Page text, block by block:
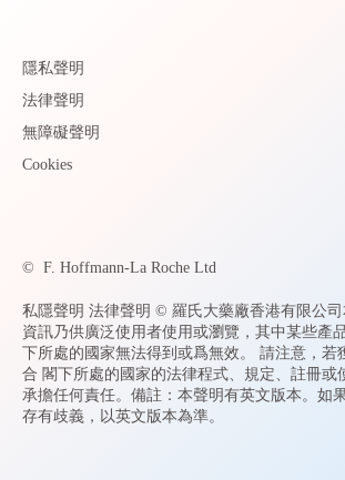
隱私聲明
法律聲明
無障礙聲明
Cookies
© F. Hoffmann-La Roche Ltd
私隱聲明 法律聲明 © 羅氏大藥廠香港有限公
資訊乃供廣泛使用者使用或瀏覽，其中某些產
下所處的國家無法得到或爲無效。 請注意，若
合 閣下所處的國家的法律程式、規定、註冊或
承擔任何責任。備註：本聲明有英文版本。如
存有歧義，以英文版本為準。